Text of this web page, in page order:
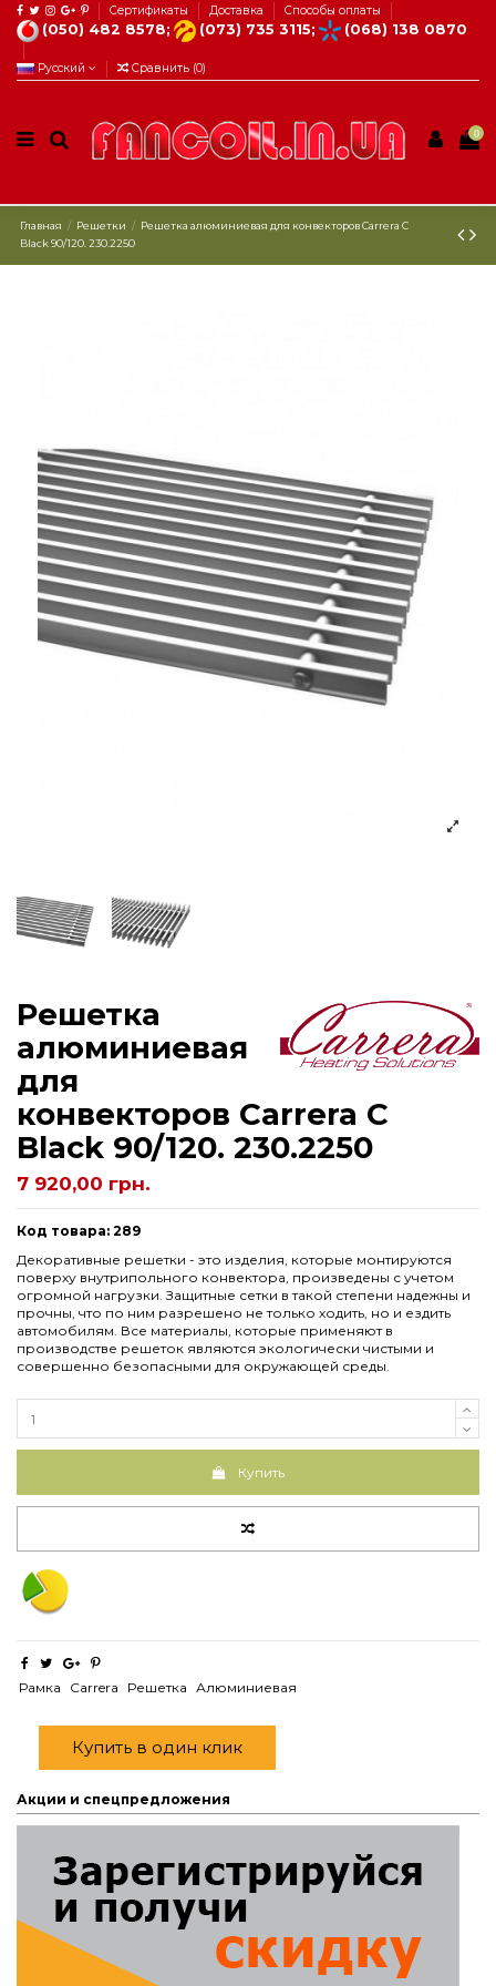
Сертификаты Доставка Способы оплаты
(050) 482 8578; (073) 735 3115; (068) 138 0870
Русский Сравнить (0)
0
Главная Решетки
Решетка алюминиевая для конвекторов Carrera С
Black 90/120. 230.2250
Решетка
алюминиевая
для
конвекторов Carrera С
Black 90/120. 230.2250
7 920,00 грн.
Код товара: 289
Декоративные решетки - это изделия, которые монтируются
поверху внутрипольного конвектора, произведены с учетом
огромной нагрузки. Защитные сетки в такой степени надежны и
прочны, что по ним разрешено не только ходить, но и ездить
автомобилям. Все материалы, которые применяют в
производстве решеток являются экологически чистыми и
совершенно безопасными для окружающей среды.
Купить
Рамка Carrera Решетка Алюминиевая
Купить в один клик
Акции и спецпредложения